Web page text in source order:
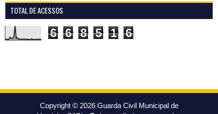
TOTAL DE ACESSOS
6 6 8 5 1 6
Copyright © 2026 Guarda Civil Municipal de